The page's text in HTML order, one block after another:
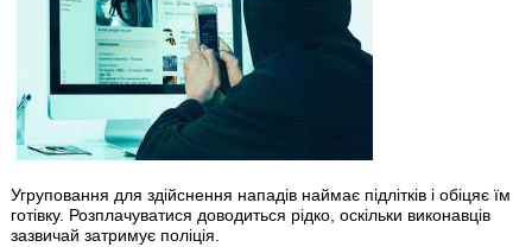
Угруповання для здійснення нападів наймає підлітків і обіцяє їм
готівку. Розплачуватися доводиться рідко, оскільки виконавців
зазвичай затримує поліція.